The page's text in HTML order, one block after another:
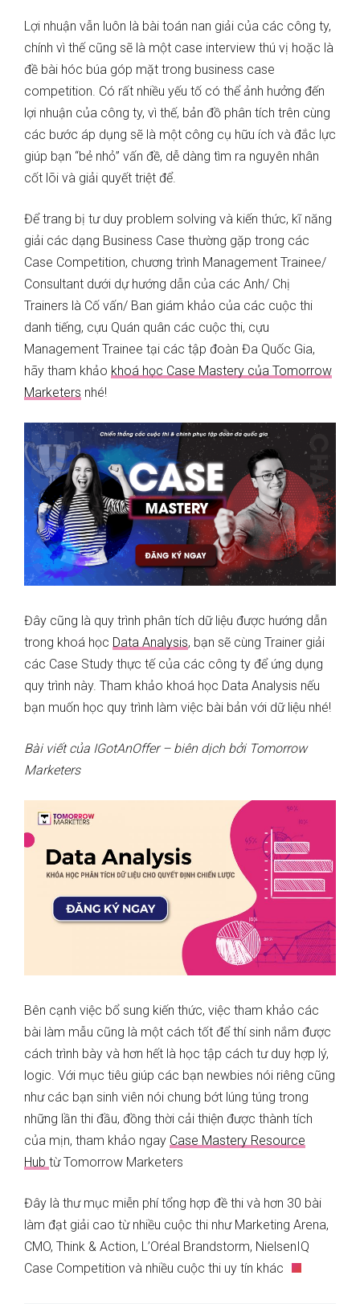
Lợi nhuận vẫn luôn là bài toán nan giải của các công ty,
chính vì thế cũng sẽ là một case interview thú vị hoặc là
đề bài hóc búa góp mặt trong business case
competition. Có rất nhiều yếu tố có thể ảnh hưởng đến
lợi nhuận của công ty, vì thế, bản đồ phân tích trên cùng
các bước áp dụng sẽ là một công cụ hữu ích và đắc lực
giúp bạn “bẻ nhỏ” vấn đề, dễ dàng tìm ra nguyên nhân
cốt lõi và giải quyết triệt để.
Để trang bị tư duy problem solving và kiến thức, kĩ năng
giải các dạng Business Case thường gặp trong các
Case Competition, chương trình Management Trainee/
Consultant dưới dự hướng dẫn của các Anh/ Chị
Trainers là Cố vấn/ Ban giám khảo của các cuộc thi
danh tiếng, cựu Quán quân các cuộc thi, cựu
Management Trainee tại các tập đoàn Đa Quốc Gia,
hãy tham khảo khoá học Case Mastery của Tomorrow
Marketers nhé!
Đây cũng là quy trình phân tích dữ liệu được hướng dẫn
trong khoá học Data Analysis, bạn sẽ cùng Trainer giải
các Case Study thực tế của các công ty để ứng dụng
quy trình này. Tham khảo khoá học Data Analysis nếu
bạn muốn học quy trình làm việc bài bản với dữ liệu nhé!
Bài viết của IGotAnOffer – biên dịch bởi Tomorrow
Marketers
Bên cạnh việc bổ sung kiến thức, việc tham khảo các
bài làm mẫu cũng là một cách tốt để thí sinh nắm được
cách trình bày và hơn hết là học tập cách tư duy hợp lý,
logic. Với mục tiêu giúp các bạn newbies nói riêng cũng
như các bạn sinh viên nói chung bớt lúng túng trong
những lần thi đầu, đồng thời cải thiện được thành tích
của mịn, tham khảo ngay Case Mastery Resource
Hub từ Tomorrow Marketers
Đây là thư mục miễn phí tổng hợp đề thi và hơn 30 bài
làm đạt giải cao từ nhiều cuộc thi như Marketing Arena,
CMO, Think & Action, L’Oréal Brandstorm, NielsenIQ
Case Competition và nhiều cuộc thi uy tín khác